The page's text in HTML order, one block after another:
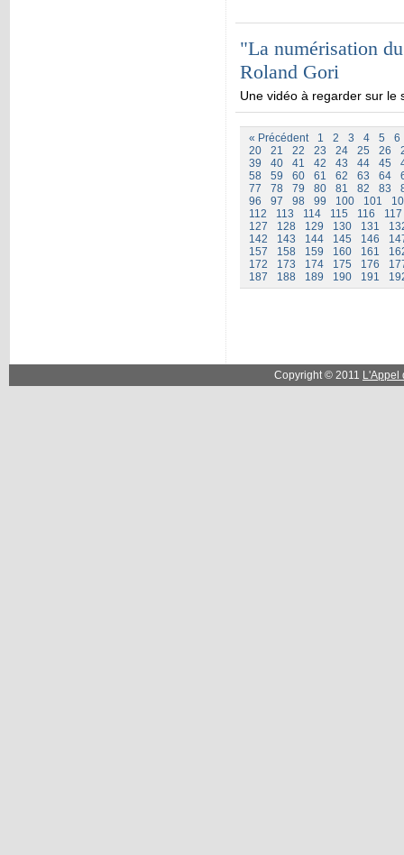
"La numérisation
Roland Gori
Une vidéo à regarder sur le
« Précédent 1 2 3 4 5
6
20
21 22 23 24 25 26
39
40 41 42 43 44 45
58
59 60 61 62 63 64
77
78 79 80 81 82 83
96
97 98 99 100 101
112
113 114 115 116
117
127
128 129 130 131
142
143 144 145 146
157
158 159 160 161
172
173 174 175 176
187
188 189 190 191
Copyright © 2011 L'Appel